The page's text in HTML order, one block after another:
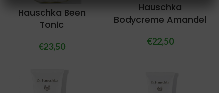
Hauschka Been
Tonic
€23,50
Hauschka
Bodycreme Amandel
€22,50